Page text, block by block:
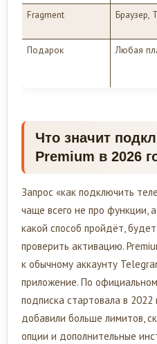
Fragment
Браузер,
Подарок
Любая
Что значит
Premium в 2026
Запрос «как подключить
чаще всего не про функции,
какой способ пройдёт,
проверить активацию.
к обычному аккаунту
приложение. По
подписка стартовала в 2022
добавили больше лимитов,
опции и дополнительные